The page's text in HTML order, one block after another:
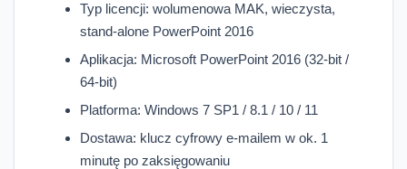
Typ licencji: wolumenowa MAK, wieczysta,
stand-alone PowerPoint 2016
Aplikacja: Microsoft PowerPoint 2016 (32-bit /
64-bit)
Platforma: Windows 7 SP1 / 8.1 / 10 / 11
Dostawa: klucz cyfrowy e-mailem w ok. 1
minutę po zaksięgowaniu